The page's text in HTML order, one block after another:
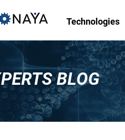
Technologies
BLOG